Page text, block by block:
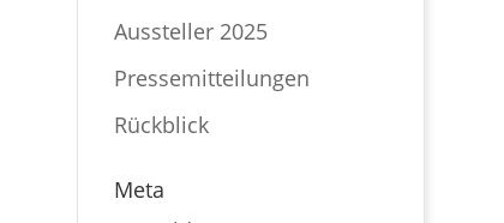
Aussteller 2025
Pressemitteilungen
Rückblick
Meta